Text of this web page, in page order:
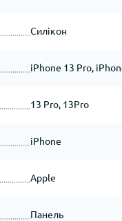
Силікон
iPhone 13 Pro,
13 Pro, 13Pro
iPhone
Apple
Панель